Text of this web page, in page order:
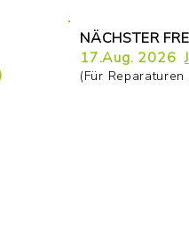
NÄCHSTER
17.Aug. 2026
(Für